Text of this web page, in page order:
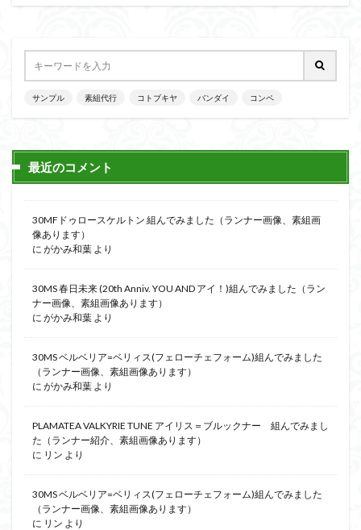
サンプル 素組代行 コトブキヤ バンダイ コンペ
最近のコメント
30MFドゥロースケルトン 組んでみました（ランナー画像、素組画
像あります）
に がかみ和葉 より
30MS 春日未来 (20th Anniv. YOU AND アイ！)組んでみました（ラン
ナー画像、素組画像あります）
に がかみ和葉 より
30MS ベルベリア=ベリィス(フェローチェフォーム)組んでみました
（ランナー画像、素組画像あります）
に がかみ和葉 より
PLAMATEA VALKYRIE TUNE アイリス＝ブルックナー 組んでみまし
た（ランナー紹介、素組画像あります）
に リン より
30MS ベルベリア=ベリィス(フェローチェフォーム)組んでみました
（ランナー画像、素組画像あります）
に リン より